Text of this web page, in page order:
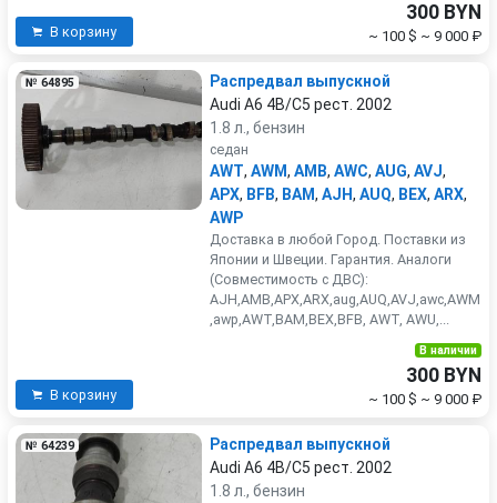
В корзину
300 BYN
~ 100 $ ~ 9 000 ₽
№ 64895
Распредвал выпускной
Audi A6 4B/C5 рест. 2002
1.8 л., бензин
седан
AWT, AWM, AMB, AWC, AUG, AVJ,
APX, BFB, BAM, AJH, AUQ, BEX, ARX,
AWP
Доставка в любой Город. Поставки из
Японии и Швеции. Гарантия. Аналоги
(Совместимость с ДВС):
AJH,AMB,APX,ARX,aug,AUQ,AVJ,awc,AWM
,awp,AWT,BAM,BEX,BFB, AWT, AWU,...
В корзину
В наличии
300 BYN
~ 100 $ ~ 9 000 ₽
№ 64239
Распредвал выпускной
Audi A6 4B/C5 рест. 2002
1.8 л., бензин